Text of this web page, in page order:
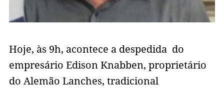
Hoje, às 9h, acontece a despedida do
empresário Edison Knabben, proprietário
do Alemão Lanches, tradicional